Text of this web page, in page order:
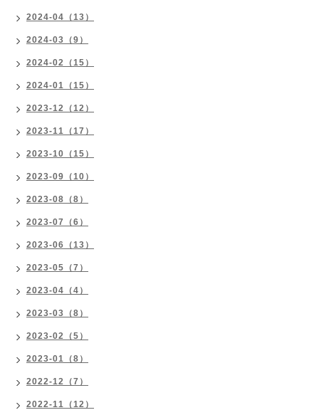
2024-04（13）
2024-03（9）
2024-02（15）
2024-01（15）
2023-12（12）
2023-11（17）
2023-10（15）
2023-09（10）
2023-08（8）
2023-07（6）
2023-06（13）
2023-05（7）
2023-04（4）
2023-03（8）
2023-02（5）
2023-01（8）
2022-12（7）
2022-11（12）